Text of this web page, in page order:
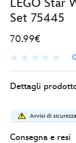
LEGO Star
Set 75445
70.99€
70.99
wars-
astronave-
Dettagli
Avvisi di
Consegna e resi